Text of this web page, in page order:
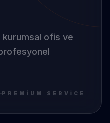
kurumsal ofis ve
profesyonel
PREMIUM SERVICE